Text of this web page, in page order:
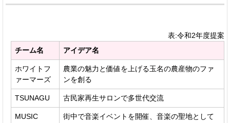
表:令和2年度提案
チーム名
アイデア名
ホワイトフ
ァーマーズ
農業の魅力と価値を上げる玉名の農産物のファ
ンを創る
TSUNAGU 古民家再生サロンで多世代交流
MUSIC
街中で音楽イベントを開催、音楽の聖地として